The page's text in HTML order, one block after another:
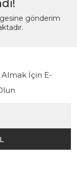
gönderim
İçin E-